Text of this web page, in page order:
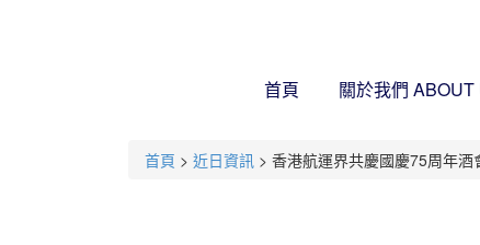
首頁 關於我們 ABOUT
首頁 > 近日資訊 > 香港航運界共慶國慶75周年酒